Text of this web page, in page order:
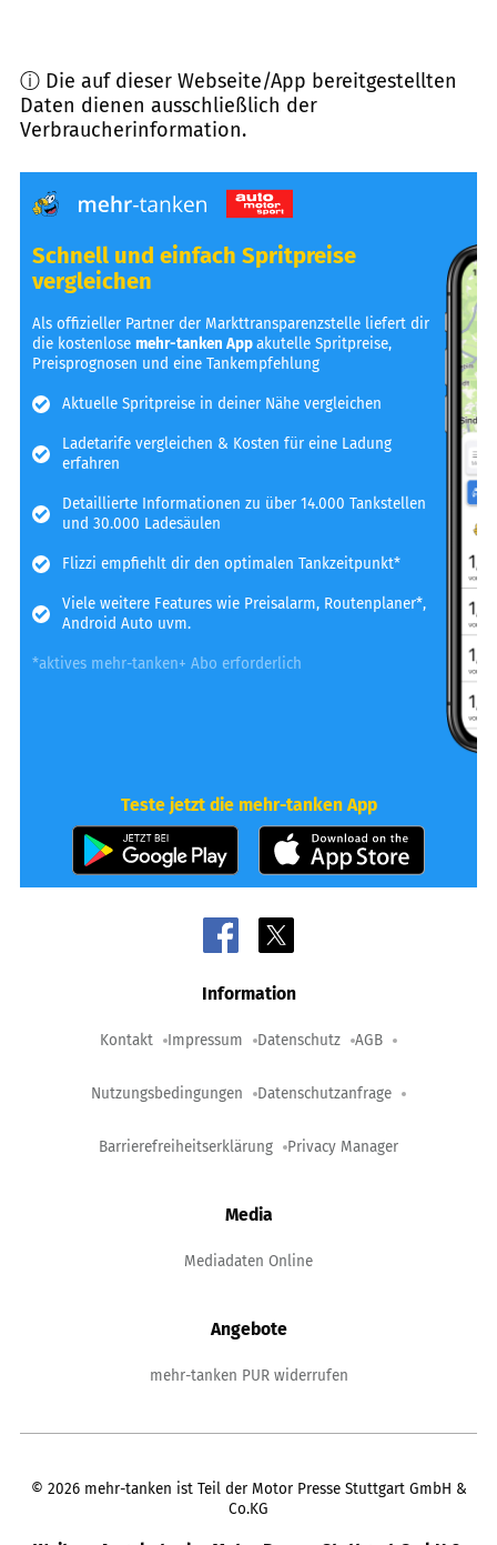
ⓘ Die auf dieser Webseite/App bereitgestellten
Daten dienen ausschließlich der
Verbraucherinformation.
Schnell und einfach Spritpreise
vergleichen
Als offizieller Partner der Markttransparenzstelle liefert dir
die kostenlosemehr-tanken Appakutelle Spritpreise,
Preisprognosen und eine Tankempfehlung
Aktuelle Spritpreise in deiner Nähe vergleichen
Ladetarife vergleichen & Kosten für eine Ladung
erfahren
Detaillierte Informationen zu über 14.000 Tankstellen
und 30.000 Ladesäulen
Flizzi empfiehlt dir den optimalen Tankzeitpunkt*
Viele weitere Features wie Preisalarm, Routenplaner*,
Android Auto uvm.
*aktives mehr-tanken+ Abo erforderlich
Teste jetzt die mehr-tanken App
Information
Kontakt Impressum Datenschutz AGB
Nutzungsbedingungen Datenschutzanfrage
Barrierefreiheitserklärung Privacy Manager
Media
Mediadaten Online
Angebote
mehr-tanken PUR widerrufen
© 2026 mehr-tanken ist Teil der Motor Presse Stuttgart GmbH &
Co.KG